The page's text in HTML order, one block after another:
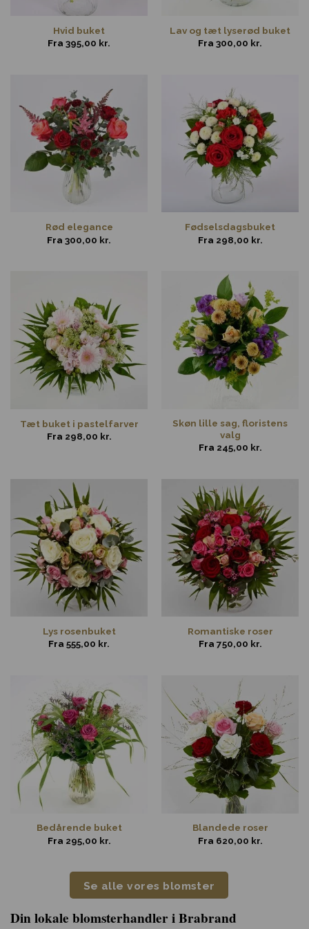
Hvid buket
Fra 395,00 kr.
Lav og tæt lyserød buket
Fra 300,00 kr.
Rød elegance
Fra 300,00 kr.
Fødselsdagsbuket
Fra 298,00 kr.
Tæt buket i pastelfarver
Fra 298,00 kr.
Skøn lille sag, floristens
valg
Fra 245,00 kr.
Lys rosenbuket
Fra 555,00 kr.
Romantiske roser
Fra 750,00 kr.
Bedårende buket
Fra 295,00 kr.
Blandede roser
Fra 620,00 kr.
Se alle vores blomster
Din lokale blomsterhandler i Brabrand